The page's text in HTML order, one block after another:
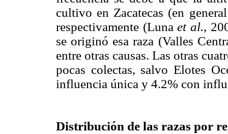
cultivo en Zacatecas (en
respectivamente (Lunaet al.,
se originó esa raza (Valles
entre otras causas. Las otras
pocas colectas, salvo Elotes
influencia única y 4.2% con
Distribución de las razas por